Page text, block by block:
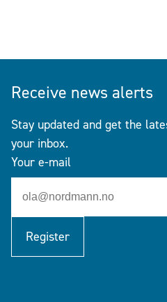
Receive news alerts
Stay updated and get the
your inbox.
Your e-mail
Register